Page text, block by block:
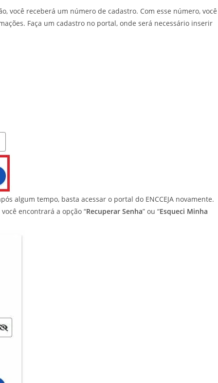
você receberá um número de cadastro. Com esse número, você
Faça um cadastro no portal, onde será necessário inserir
algum tempo, basta acessar o portal do ENCCEJA novamente.
encontrará a opção “Recuperar Senha” ou “Esqueci Minha